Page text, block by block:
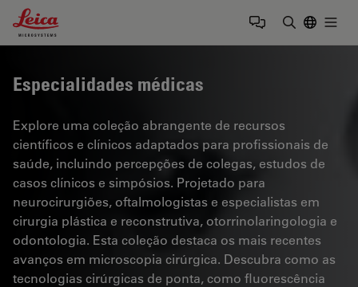
Leica Microsystems Logo
Especialidades médicas
Explore uma coleção abrangente de recursos
científicos e clínicos adaptados para profissionais de
saúde, incluindo percepções de colegas, estudos de
casos clínicos e simpósios. Projetado para
neurocirurgiões, oftalmologistas e especialistas em
cirurgia plástica e reconstrutiva, otorrinolaringologia e
odontologia. Esta coleção destaca os mais recentes
avanços em microscopia cirúrgica. Descubra como as
tecnologias cirúrgicas de ponta, como fluorescência